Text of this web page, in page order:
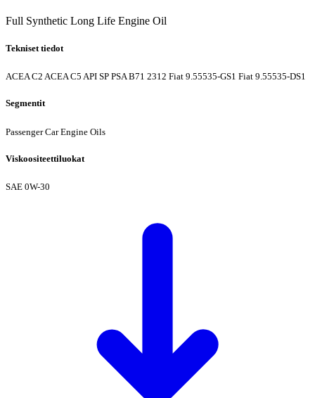
Full Synthetic Long Life Engine Oil
Tekniset tiedot
ACEA C2 ACEA C5 API SP PSA B71 2312 Fiat 9.55535-GS1 Fiat 9.55535-DS1
Segmentit
Passenger Car Engine Oils
Viskoositeettiluokat
SAE 0W-30